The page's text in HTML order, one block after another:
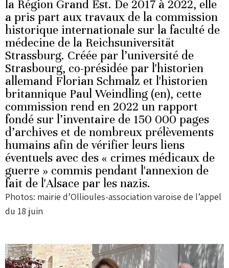
la Région Grand Est. De 2017 à 2022, elle
a pris part aux travaux de la commission
historique internationale sur la faculté de
médecine de la Reichsuniversität
Strassburg. Créée par l’université de
Strasbourg, co-présidée par l'historien
allemand Florian Schmalz et l'historien
britannique Paul Weindling (en), cette
commission rend en 2022 un rapport
fondé sur l’inventaire de 150 000 pages
d’archives et de nombreux prélèvements
humains afin de vérifier leurs liens
éventuels avec des « crimes médicaux de
guerre » commis pendant l'annexion de
fait de l'Alsace par les nazis.
Photos: mairie d’Ollioules-association varoise de l’appel
du 18 juin